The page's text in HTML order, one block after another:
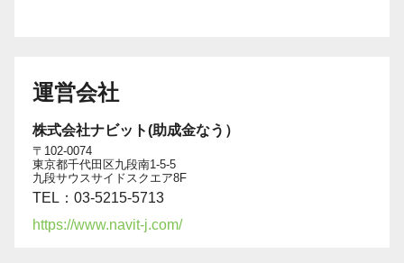
運営会社
株式会社ナビット(助成金なう）
〒102-0074
東京都千代田区九段南1-5-5
九段サウスサイドスクエア8F
TEL：03-5215-5713
https://www.navit-j.com/